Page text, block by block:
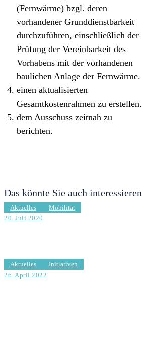
(Fernwärme) bzgl. deren
vorhandener Grunddienstbarkeit
durchzuführen, einschließlich der
Prüfung der Vereinbarkeit des
Vorhabens mit der vorhandenen
baulichen Anlage der Fernwärme.
einen aktualisierten
Gesamtkostenrahmen zu erstellen.
dem Ausschuss zeitnah zu
berichten.
Das könnte Sie auch interessieren
Aktuelles
Mobilität
20. Juli 2020
Aktuelles
Initiativen
26. April 2022